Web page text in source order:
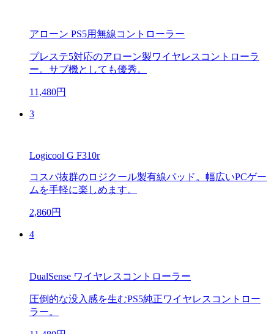
アローン PS5用無線コントローラー
プレステ5対応のアローン製ワイヤレスコントローラ
ー。サブ機としても優秀。
11,480円
3
Logicool G F310r
コスパ抜群のロジクール製有線パッド。幅広いPCゲー
ムを手軽に楽しめます。
2,860円
4
DualSense ワイヤレスコントローラー
圧倒的な没入感を生むPS5純正ワイヤレスコントロー
ラー。